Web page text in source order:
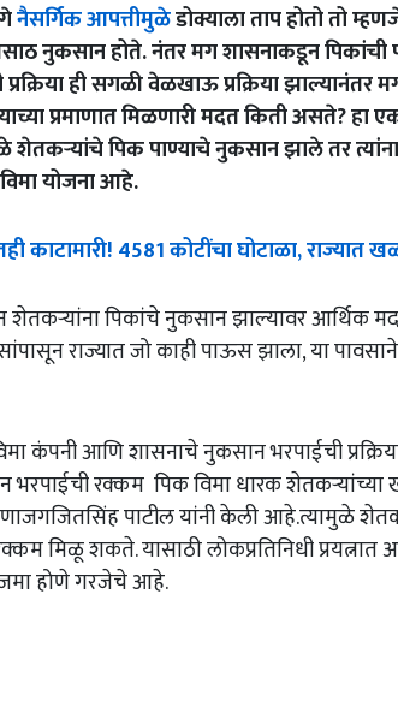
नैसर्गिक आपत्तीमुळेडोक्याला ताप होतो तो
नुकसान होते. नंतर मग शासनाकडून
ही सगळी वेळखाऊ प्रक्रिया झाल्यानंतर
प्रमाणात मिळणारी मदत किती असते? हा
पिक पाण्याचे नुकसान झाले तर त्यांना
योजना आहे.
काटामारी! 4581कोटींचाघोटाळा,राज्यात
शेतकऱ्यांना पिकांचे नुकसान झाल्यावर आर्थिक
राज्यात जो काही पाऊस झाला, या
कंपनी आणि शासनाचे नुकसान भरपाईची
रक्कम पिक विमा धारक शेतकऱ्यांच्या
पाटील यांनी केली आहे.त्यामुळे
मिळू शकते. यासाठी लोकप्रतिनिधी
जमा होणे गरजेचे आहे.